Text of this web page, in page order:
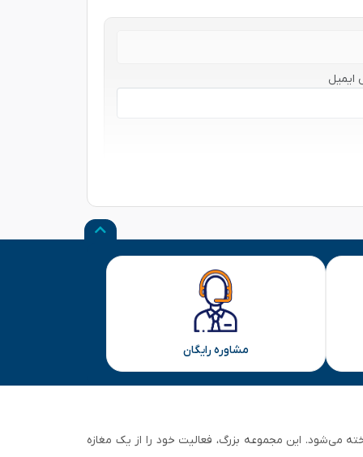
ایمیل
مشاوره رایگان
تهران شناخته می‌شود. این مجموعه بزرگ، فعالیت خود را از یک مغازه